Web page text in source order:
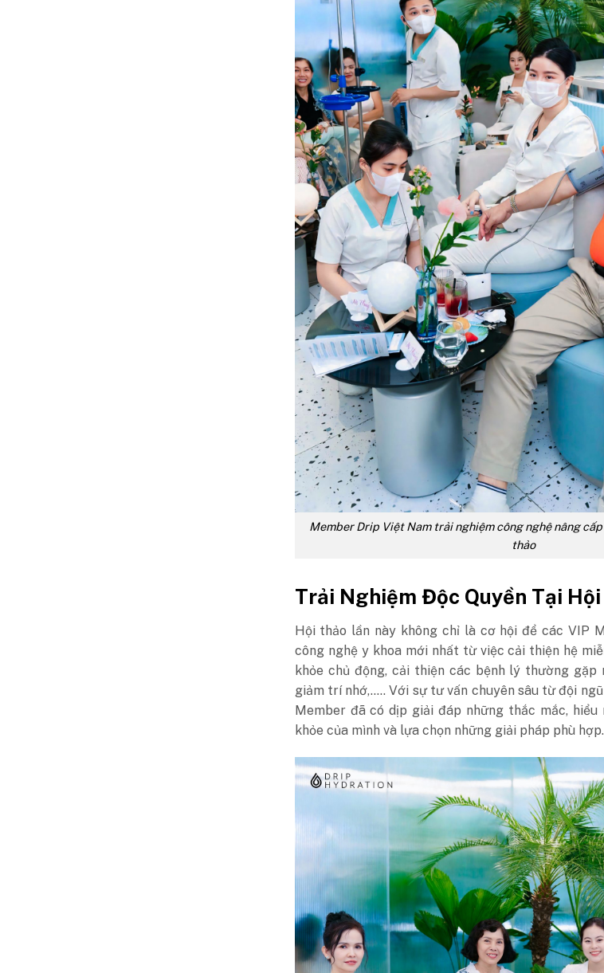
Member Drip Việt Nam trải nghiệm công nghệ nâng
thảo
Trải Nghiệm Độc Quyền Tại
Hội thảo lần này không chỉ là cơ hội để các VIP
công nghệ y khoa mới nhất từ việc cải thiện hệ
khỏe chủ động, cải thiện các bệnh lý thường gặp
giảm trí nhớ,….. Với sự tư vấn chuyên sâu từ đội
Member đã có dịp giải đáp những thắc mắc,
khỏe của mình và lựa chọn những giải pháp phù hợp.